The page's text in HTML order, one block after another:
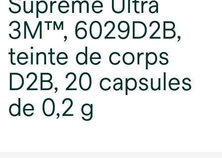
3M™, 6029D2B,
teinte de corps
D2B, 20 capsules
de 0,2 g